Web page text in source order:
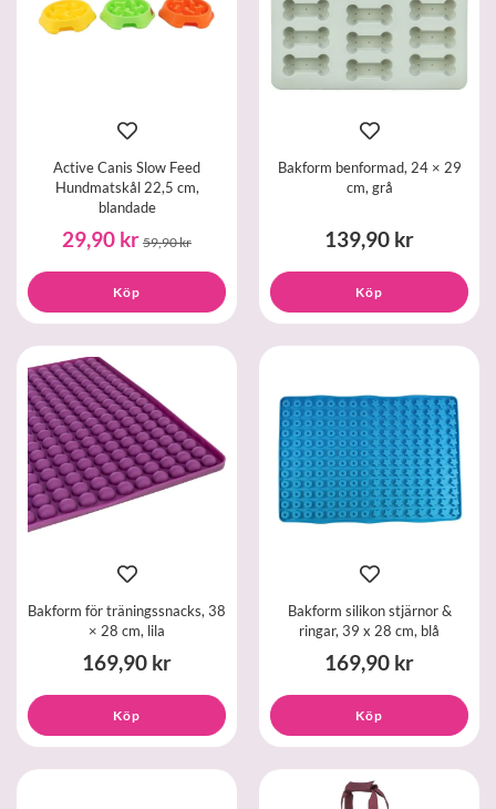
Active Canis Slow Feed
Hundmatskål 22,5 cm,
blandade
29,90 kr 59,90 kr
Köp
Bakform benformad, 24 × 29
cm, grå
139,90 kr
Köp
Bakform för träningssnacks, 38
× 28 cm, lila
169,90 kr
Köp
Bakform silikon stjärnor &
ringar, 39 x 28 cm, blå
169,90 kr
Köp